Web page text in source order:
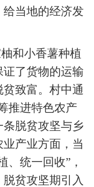
当地的经济发
和小香薯种植
了货物的运输
致富。村中通
推进特色农产
脱贫攻坚与乡
产业方面，当
、统一回收”，
贫攻坚期引入